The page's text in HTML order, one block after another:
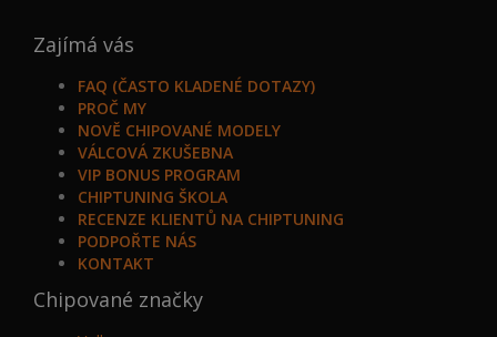
Zajímá vás
FAQ (ČASTO KLADENÉ DOTAZY)
PROČ MY
NOVĚ CHIPOVANÉ MODELY
VÁLCOVÁ ZKUŠEBNA
VIP BONUS PROGRAM
CHIPTUNING ŠKOLA
RECENZE KLIENTŮ NA CHIPTUNING
PODPOŘTE NÁS
KONTAKT
Chipované značky